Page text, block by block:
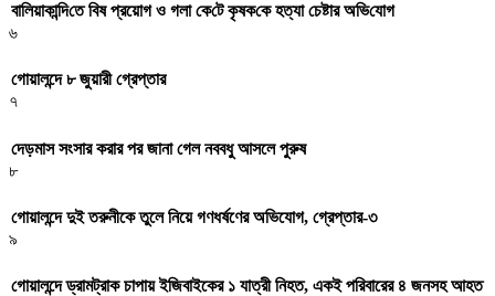
বা‌লিয়াকা‌ন্দি‌তে বিষ প্রয়োগ ও গলা কে‌টে কৃষক‌কে হত্যা চেষ্টার অ‌ভি‌যোগ
৬
গোয়ালন্দে ৮ জুয়ারী গ্রেপ্তার
৭
দেড়মাস সংসার করার পর জানা গেল নববধু আসলে পুরুষ
৮
গোয়ালন্দে দুই তরুনীকে তুলে নিয়ে গণধর্ষণের অভিযোগ, গ্রেপ্তার-৩
৯
গোয়ালন্দে ড্রামট্রাক চাপায় ইজিবাইকের ১ যাত্রী নিহত, একই পরিবারের ৪ জনসহ আহত